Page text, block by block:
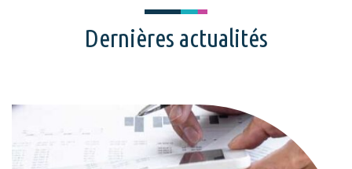
Dernières actualités